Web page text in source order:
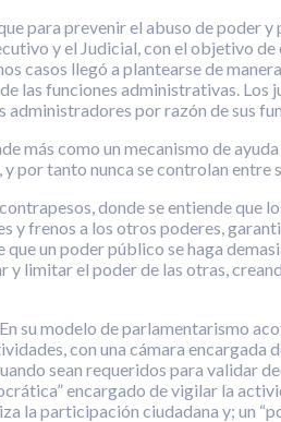
para prevenir el abuso de poder
y el Judicial, con el objetivo
casos llegó a plantearse de
las funciones administrativas. Los
por razón de sus
más como un mecanismo de
por tanto nunca se controlan entre
donde se entiende que
y frenos a los otros poderes,
un poder público se haga
y limitar el poder de las otras,
su modelo de parlamentarismo
con una cámara encargada
sean requeridos para validar
encargado de vigilar la
la participación ciudadana y; un